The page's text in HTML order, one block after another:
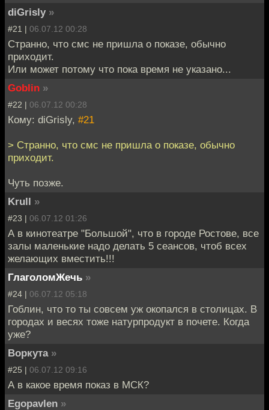
diGrisly »
#21 | 06.07.12 00:28
Странно, что смс не пришла о показе, обычно
приходит.
Или может потому что пока время не указано...
Goblin »
#22 | 06.07.12 00:28
Кому: diGrisly, #21
> Странно, что смс не пришла о показе, обычно
приходит.
Чуть позже.
Krull »
#23 | 06.07.12 01:26
А в кинотеатре "Большой", что в городе Ростове, все
залы маленькие надо делать 5 сеансов, чтоб всех
желающих вместить!!!
ГлаголомЖечь »
#24 | 06.07.12 05:18
Гоблин, что то ты совсем уж окопался в столицах. В
городах и весях тоже натурпродукт в почете. Когда
уже?
Воркута »
#25 | 06.07.12 09:16
А в какое время показ в МСК?
Egopavlen »